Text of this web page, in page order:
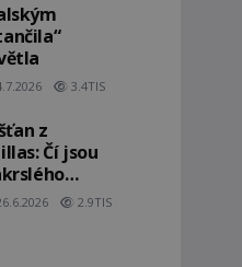
3.4TIS
z
Čí jsou
2.9TIS